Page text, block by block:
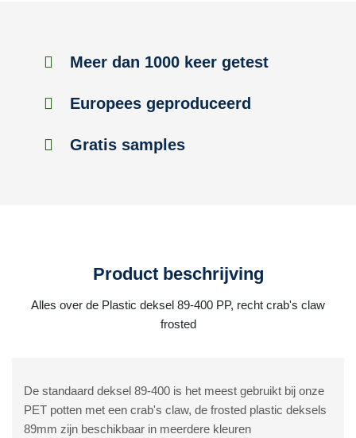
Meer dan 1000 keer getest
Europees geproduceerd
Gratis samples
Product beschrijving
Alles over de Plastic deksel 89-400 PP, recht crab's claw
frosted
De standaard deksel 89-400 is het meest gebruikt bij onze
PET potten met een crab's claw, de frosted plastic deksels
89mm zijn beschikbaar in meerdere kleuren